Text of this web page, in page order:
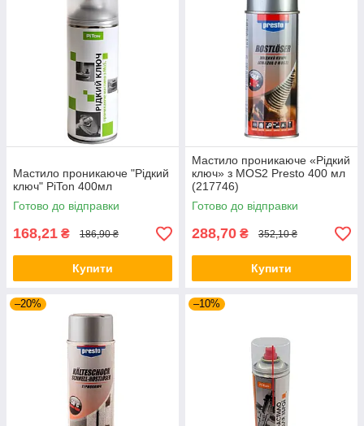
Мастило проникаюче "Рідкий
ключ" PiTon 400мл
Готово до відправки
168,21 ₴ 186,90 ₴
Купити
Мастило проникаюче «Рідкий
ключ» з MOS2 Presto 400 мл
(217746)
Готово до відправки
288,70 ₴ 352,10 ₴
Купити
–20% –10%